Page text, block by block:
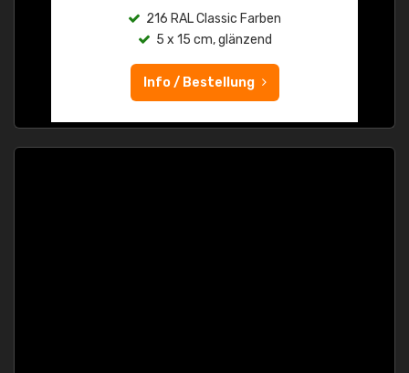
216 RAL Classic Farben
5 x 15 cm, glänzend
Info / Bestellung